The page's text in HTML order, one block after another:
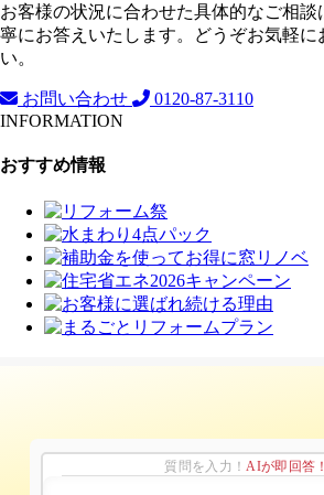
お客様の状況に合わせた具体的なご相
寧にお答えいたします。どうぞお気軽に
い。
お問い合わせ
0120-87-3110
INFORMATION
おすすめ情報
質問を入力！AIが即回答！